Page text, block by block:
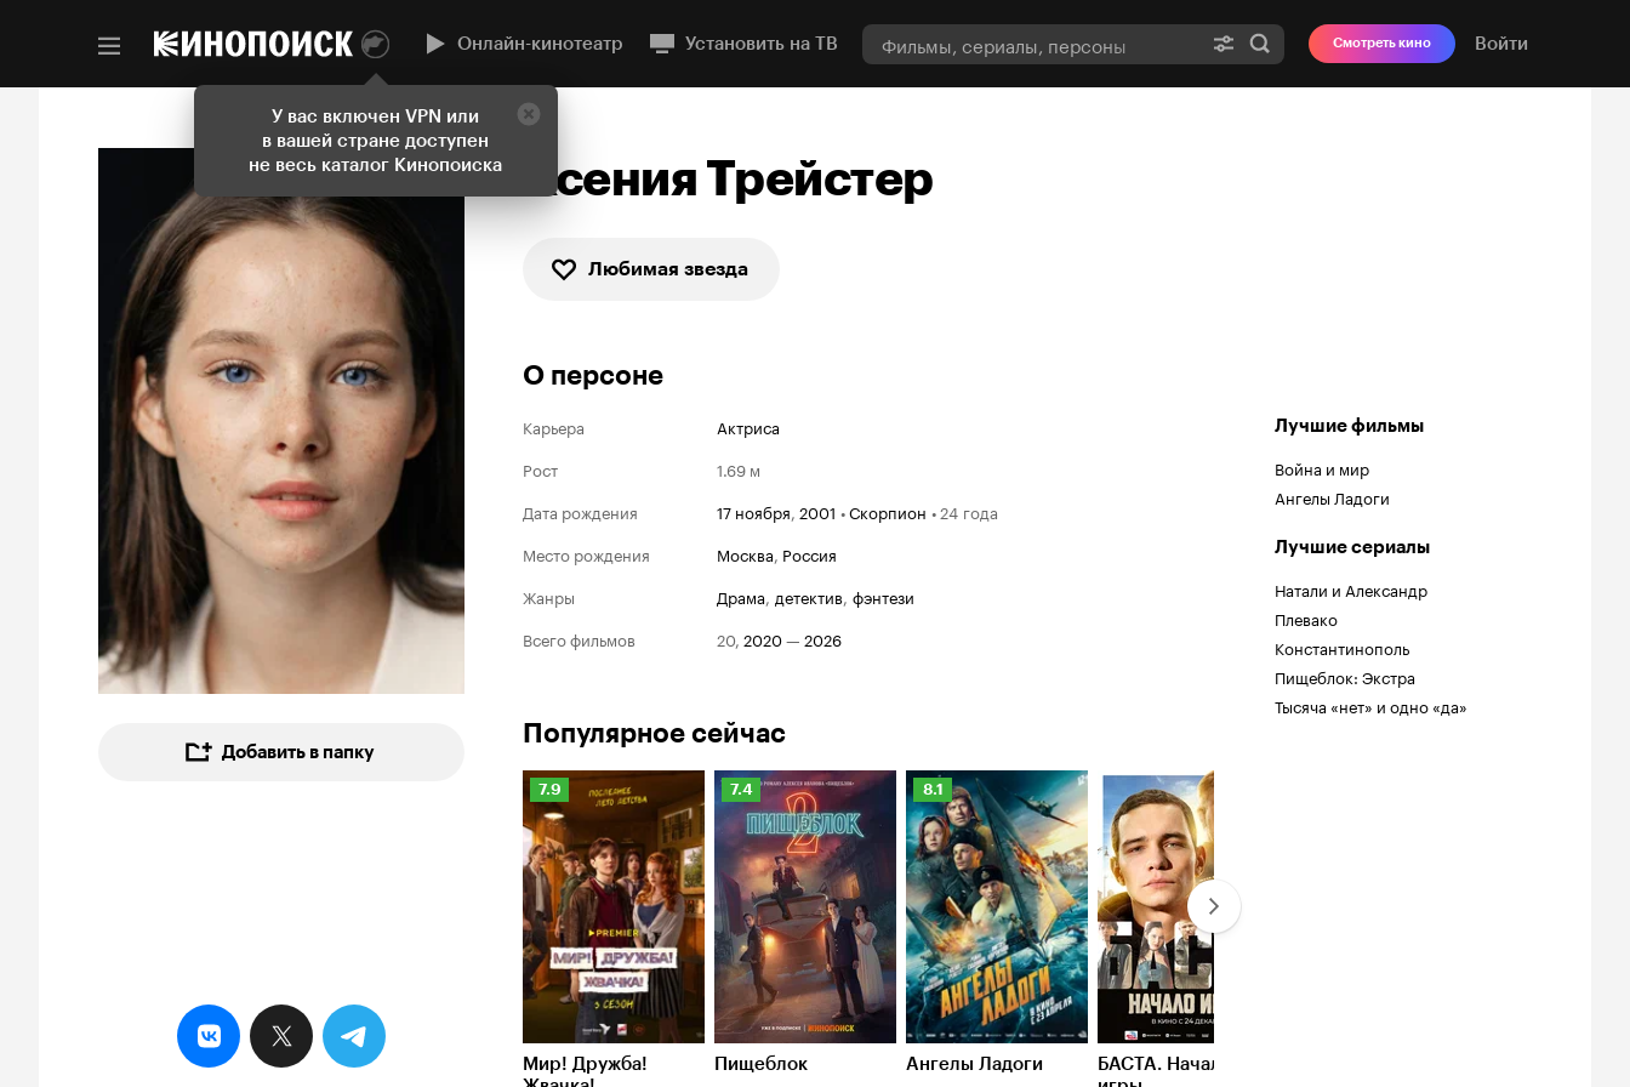
У вас включен VPN или
в вашей стране доступен
не весь каталог Кинопоиска
Онлайн-кинотеатр Установить на ТВ Смотреть кино Войти
Добавить в папку
Ксения Трейстер
Любимая звезда
О персоне
Карьера
Актриса
Рост
1.69 м
Дата рождения
17 ноября, 2001 •Скорпион •24 года
Место рождения
Москва, Россия
Жанры
драма, детектив, фэнтези
Всего фильмов
20, 2020— 2026
Лучшие фильмы
Война и мир
Ангелы Ладоги
Лучшие сериалы
Натали и Александр
Плевако
Константинополь
Пищеблок: Экстра
Тысяча «нет» и одно «да»
Популярное сейчас
Рейтинг
Кинопоиска
7.9
7.9
Мир! Дружба!
Рейтинг
Кинопоиска
7.4
7.4
Пищеблок
Рейтинг
Кинопоиска
8.1
8.1
Ангелы Ладоги
БАСТА. Начало